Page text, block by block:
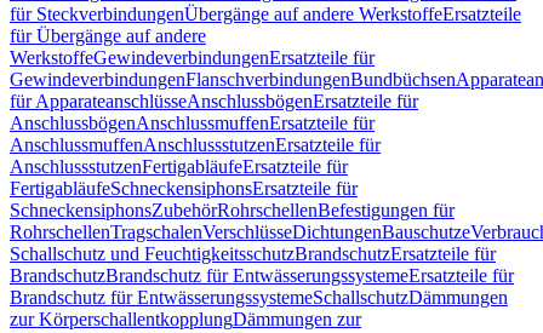
für SteckverbindungenÜbergänge auf andere WerkstoffeErsatzteile
für Übergänge auf andere
WerkstoffeGewindeverbindungenErsatzteile für
GewindeverbindungenFlanschverbindungenBundbüchsen
für ApparateanschlüsseAnschlussbögenErsatzteile für
AnschlussbögenAnschlussmuffenErsatzteile für
AnschlussmuffenAnschlussstutzenErsatzteile für
AnschlussstutzenFertigabläufeErsatzteile für
FertigabläufeSchneckensiphonsErsatzteile für
SchneckensiphonsZubehörRohrschellenBefestigungen für
RohrschellenTragschalenVerschlüsseDichtungenBauschutze
Schallschutz und FeuchtigkeitsschutzBrandschutzErsatzteile für
BrandschutzBrandschutz für EntwässerungssystemeErsatzteile für
Brandschutz für EntwässerungssystemeSchallschutzDämmungen
zur KörperschallentkopplungDämmungen zur